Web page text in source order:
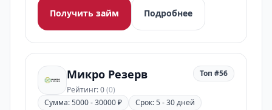
Получить займ
Подробнее
Микро Резерв
Рейтинг: 0(0)
Топ #56
Сумма: 5000 - 30000 ₽ Срок: 5 - 30 дней